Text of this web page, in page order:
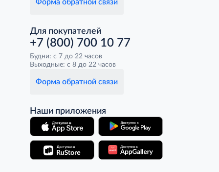
Форма обратной связи
Для покупателей
+7 (800) 700 10 77
Будни: с 7 до 22 часов
Выходные: с 8 до 22 часов
Форма обратной связи
Наши приложения